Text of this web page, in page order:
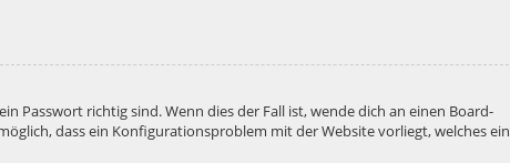
Passwort richtig sind. Wenn dies der Fall ist, wende dich an einen Board-
dass ein Konfigurationsproblem mit der Website vorliegt, welches ein